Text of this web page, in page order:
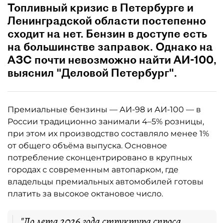
Топливный кризис в Петербурге и
Ленинградской области постепенно
сходит на нет. Бензин в доступе есть
на большинстве заправок. Однако на
АЗС почти невозможно найти АИ-100,
выяснил "Деловой Петербург".
Премиальные бензины — АИ-98 и АИ-100 — в
России традиционно занимали 4–5% розницы,
при этом их производство составляло менее 1%
от общего объёма выпуска. Основное
потребление сконцентрировано в крупных
городах с современным автопарком, где
владельцы премиальных автомобилей готовы
платить за высокое октановое число.